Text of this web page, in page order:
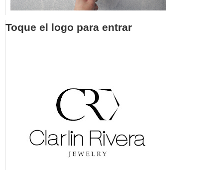
Toque el logo para entrar